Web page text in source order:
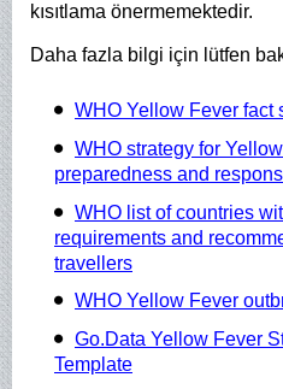
kısıtlama önermemektedir.
Daha fazla bilgi için lütfen
WHO Yellow Fever fact
WHO strategy for
preparedness and
WHO list of countries
requirements and
travellers
WHO Yellow Fever
Go.Data Yellow Fever
Template